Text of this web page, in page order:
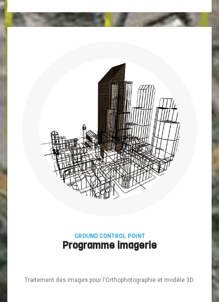
GROUND CONTROL POINT
Programme imagerie
Traitement des images pour l'Orthophotographie et modèle 3D.